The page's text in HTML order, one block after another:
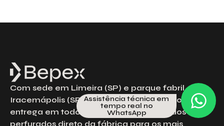
Com sede em Limeira (SP) e parque fabril em
Iracemápolis (SP), a Bepex há mais de 30 anos
entrega em todo Brasil metais expandidos e
perfurados direto da fábrica para os mais
Assistência técnica em
tempo real no
WhatsApp